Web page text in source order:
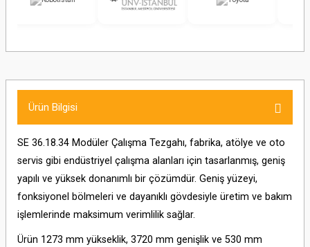
Ürün Bilgisi
SE 36.18.34 Modüler Çalışma Tezgahı, fabrika, atölye ve oto
servis gibi endüstriyel çalışma alanları için tasarlanmış, geniş
yapılı ve yüksek donanımlı bir çözümdür. Geniş yüzeyi,
fonksiyonel bölmeleri ve dayanıklı gövdesiyle üretim ve bakım
işlemlerinde maksimum verimlilik sağlar.
Ürün 1273 mm yükseklik, 3720 mm genişlik ve 530 mm